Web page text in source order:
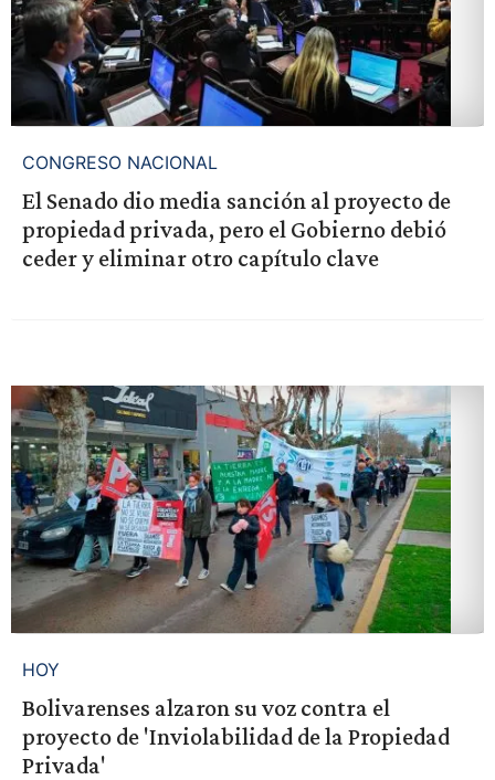
CONGRESO NACIONAL
El Senado dio media sanción al proyecto de
propiedad privada, pero el Gobierno debió
ceder y eliminar otro capítulo clave
HOY
Bolivarenses alzaron su voz contra el
proyecto de 'Inviolabilidad de la Propiedad
Privada'